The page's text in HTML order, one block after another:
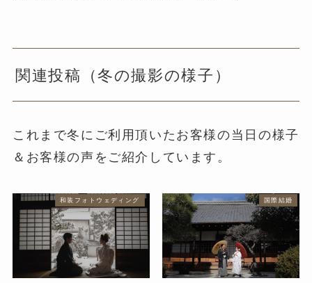
関連投稿（冬の撮影の様子）
これまで冬にご利用頂いたお客様の当日の様子
＆お客様の声をご紹介しています。
和装フォトウェディング 国際結婚